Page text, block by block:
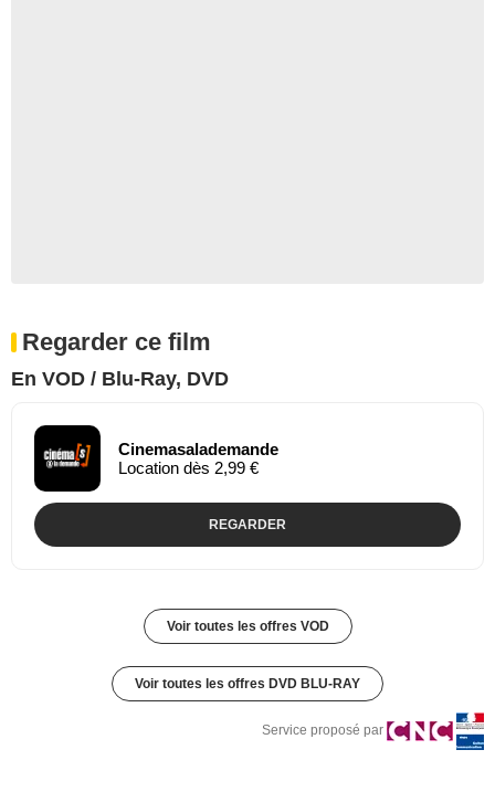
Regarder ce film
En VOD / Blu-Ray, DVD
Cinemasalademande
Location dès 2,99 €
REGARDER
Voir toutes les offres VOD
Voir toutes les offres DVD BLU-RAY
Service proposé par